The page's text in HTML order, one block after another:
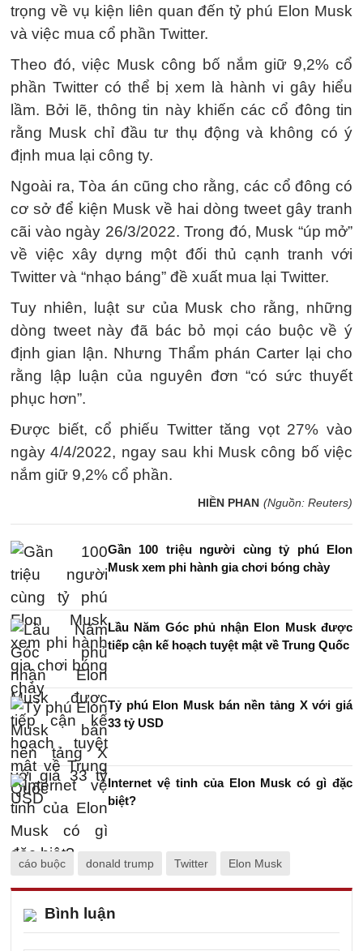
trọng về vụ kiện liên quan đến tỷ phú Elon Musk
và việc mua cổ phần Twitter.
Theo đó, việc Musk công bố nắm giữ 9,2% cổ
phần Twitter có thể bị xem là hành vi gây hiểu
lầm. Bởi lẽ, thông tin này khiến các cổ đông tin
rằng Musk chỉ đầu tư thụ động và không có ý
định mua lại công ty.
Ngoài ra, Tòa án cũng cho rằng, các cổ đông có
cơ sở để kiện Musk về hai dòng tweet gây tranh
cãi vào ngày 26/3/2022. Trong đó, Musk “úp mở”
về việc xây dựng một đối thủ cạnh tranh với
Twitter và “nhạo báng” đề xuất mua lại Twitter.
Tuy nhiên, luật sư của Musk cho rằng, những
dòng tweet này đã bác bỏ mọi cáo buộc về ý
định gian lận. Nhưng Thẩm phán Carter lại cho
rằng lập luận của nguyên đơn “có sức thuyết
phục hơn”.
Được biết, cổ phiếu Twitter tăng vọt 27% vào
ngày 4/4/2022, ngay sau khi Musk công bố việc
nắm giữ 9,2% cổ phần.
HIỀN PHAN (Nguồn: Reuters)
Gần 100 triệu người cùng tỷ phú Elon
Musk xem phi hành gia chơi bóng chày
Lầu Năm Góc phủ nhận Elon Musk được
tiếp cận kế hoạch tuyệt mật về Trung Quốc
Tỷ phú Elon Musk bán nền tảng X với giá
33 tỷ USD
Internet vệ tinh của Elon Musk có gì đặc
biệt?
cáo buộc donald trump Twitter Elon Musk
Bình luận